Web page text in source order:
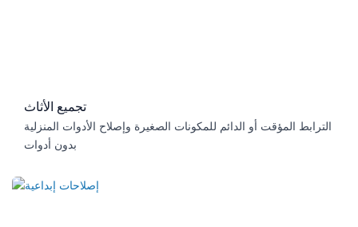
تجميع الأثاث
الترابط المؤقت أو الدائم للمكونات الصغيرة وإصلاح الأدوات المنزلية
بدون أدوات